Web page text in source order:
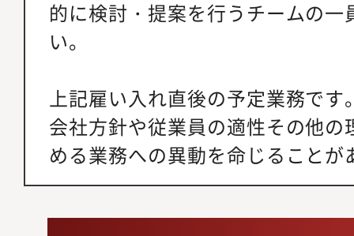
的に検討・提案を行うチームの
い。
上記雇い入れ直後の予定業務です
会社方針や従業員の適性その他
める業務への異動を命じることが